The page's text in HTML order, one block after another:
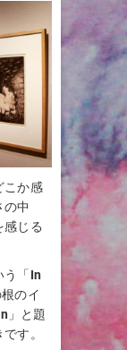
こか感
中
感じる
う「 In
のイ
」と題
す。